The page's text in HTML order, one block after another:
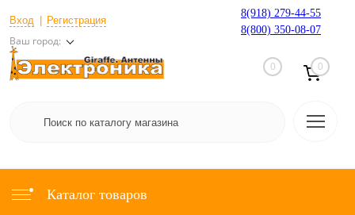
Вход Регистрация
Ваш город:
8(918) 279-44-55
8(800) 350-08-07
0 0
Каталог товаров